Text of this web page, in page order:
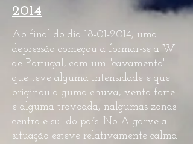
2014
Ao final do dia 18-01-2014, uma
depressão começou a formar-se a W
de Portugal, com um "cavamento"
que teve alguma intensidade e que
originou alguma chuva, vento forte
e alguma trovoada, nalgumas zonas
centro e sul do país. No Algarve a
situação esteve relativamente calma